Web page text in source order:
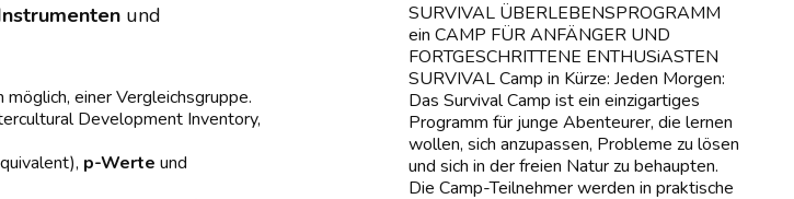
und
einer Vergleichsgruppe.
Development Inventory,
p-Werte und
O
R
T
T
E
E
N
A
G
SURVIVAL ÜBERLEBENSPROGRAMM
ein CAMP FÜR ANFÄNGER UND
FORTGESCHRITTENE ENTHUSiASTEN
SURVIVAL Camp in Kürze: Jeden Morgen:
Das Survival Camp ist ein einzigartiges
Programm für junge Abenteurer, die lernen
wollen, sich anzupassen, Probleme zu lösen
und sich in der freien Natur zu behaupten.
Die Camp-Teilnehmer werden in praktische